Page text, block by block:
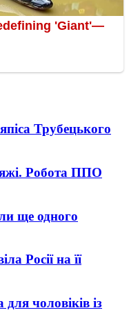
Трубецького
Робота ППО
ще одного
Росії на її
чоловіків із